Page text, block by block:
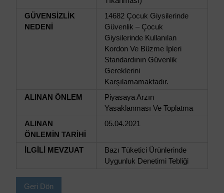
GÜVENSİZLİK
NEDENİ
14682 Çocuk Giysilerinde
Güvenlik – Çocuk
Giysilerinde Kullanılan
Kordon Ve Büzme İpleri
Standardının Güvenlik
Gereklerini
Karşılamamaktadır.
ALINAN ÖNLEM
Piyasaya Arzın
Yasaklanması Ve Toplatma
ALINAN
ÖNLEMİN TARİHİ
05.04.2021
İLGİLİ MEVZUAT
Bazı Tüketici Ürünlerinde
Uygunluk Denetimi Tebliği
Geri Dön